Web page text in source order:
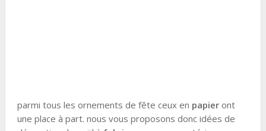
parmi tous les ornements de fête ceux en papieront
une place à part. nous vous proposons donc idées de